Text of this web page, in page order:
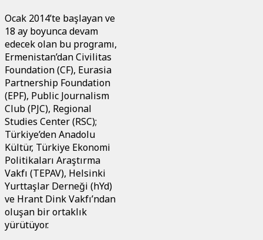
Ocak 2014’te başlayan ve
18 ay boyunca devam
edecek olan bu programı,
Ermenistan’dan Civilitas
Foundation (CF), Eurasia
Partnership Foundation
(EPF), Public Journalism
Club (PJC), Regional
Studies Center (RSC);
Türkiye’den Anadolu
Kültür, Türkiye Ekonomi
Politikaları Araştırma
Vakfı (TEPAV), Helsinki
Yurttaşlar Derneği (hYd)
ve Hrant Dink Vakfı’ndan
oluşan bir ortaklık
yürütüyor.